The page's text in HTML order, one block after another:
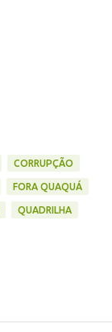
CORRUPÇÃO
FORA QUAQUÁ
QUADRILHA